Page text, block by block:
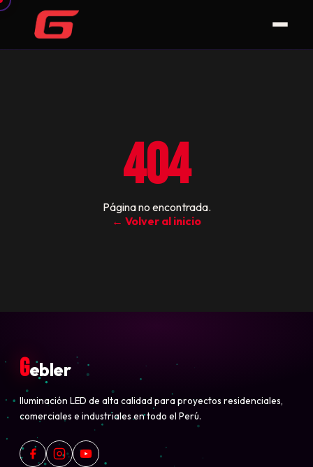
404
Página no encontrada.
← Volver al inicio
Gebler
Iluminación LED de alta calidad para proyectos residenciales,
comerciales e industriales en todo el Perú.